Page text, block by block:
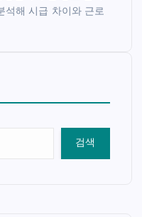
석해 시급 차이와 근로
검색